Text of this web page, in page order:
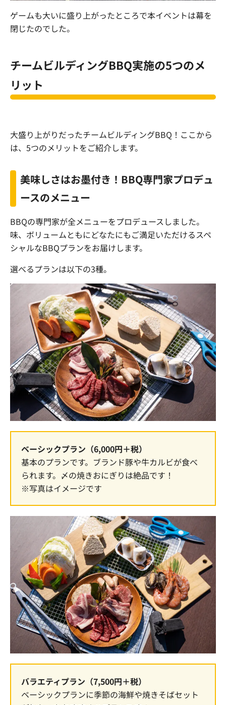
ゲームも大いに盛り上がったところで本イベントは幕を
閉じたのでした。
チームビルディングBBQ実施の5つのメ
リット
大盛り上がりだったチームビルディングBBQ！ここから
は、5つのメリットをご紹介します。
美味しさはお墨付き！BBQ専門家プロデュ
ースのメニュー
BBQの専門家が全メニューをプロデュースしました。
味、ボリュームともにどなたにもご満足いただけるスペ
シャルなBBQプランをお届けします。
選べるプランは以下の3種。
ベーシックプラン（6,000円＋税）
基本のプランです。ブランド豚や牛カルビが食べ
られます。〆の焼きおにぎりは絶品です！
※写真はイメージです
バラエティプラン（7,500円＋税）
ベーシックプランに季節の海鮮や焼きそばセット